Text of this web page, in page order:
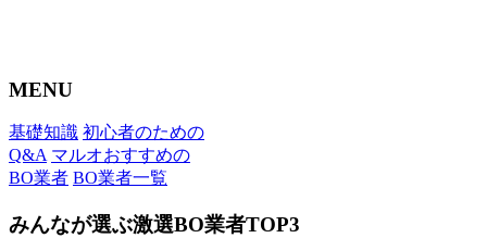
MENU
基礎知識 初心者のための
Q&A マルオおすすめの
BO業者 BO業者一覧
みんなが選ぶ激選BO業者TOP3